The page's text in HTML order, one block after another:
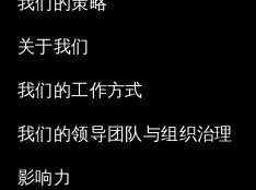
关于我们
我们的工作方式
我们的领导团队与组织治理
影响力